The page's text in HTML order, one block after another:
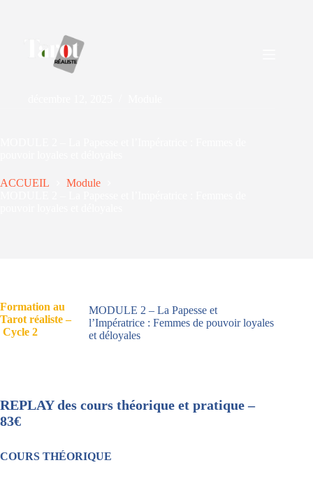
ACCUEIL
Module
Formation au
Tarot réaliste –
Cycle 2
MODULE 2 – La Papesse et
l’Impératrice : Femmes de pouvoir loyales
et déloyales
REPLAY des cours théorique et pratique –
83€
COURS THÉORIQUE